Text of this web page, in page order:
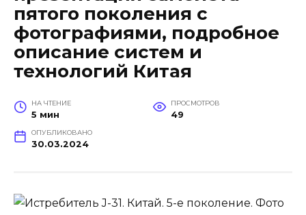
пятого поколения с
фотографиями, подробное
описание систем и
технологий Китая
НА ЧТЕНИЕ
5 мин
ПРОСМОТРОВ
49
ОПУБЛИКОВАНО
30.03.2024